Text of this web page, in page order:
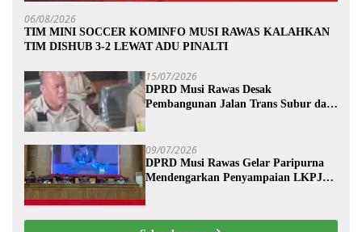
06/08/2026
TIM MINI SOCCER KOMINFO MUSI RAWAS KALAHKAN
TIM DISHUB 3-2 LEWAT ADU PINALTI
15/07/2026
DPRD Musi Rawas Desak
Pembangunan Jalan Trans Subur dan
09/07/2026
DPRD Musi Rawas Gelar Paripurna
Mendengarkan Penyampaian LKPJ